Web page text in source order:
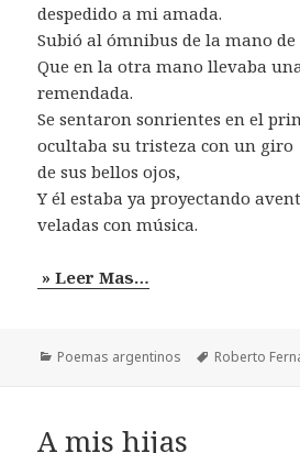
despedido a mi amada.
Subió al ómnibus de la mano
Que en la otra mano llevaba
remendada.
Se sentaron sonrientes en el
ocultaba su tristeza con un giro
de sus bellos ojos,
Y él estaba ya proyectando
veladas con música.
» Leer Mas…
Categorías
Poemas argentinos Etiquetas
Roberto
A mis hijas